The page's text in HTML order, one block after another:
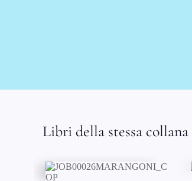
Libri della stessa collana